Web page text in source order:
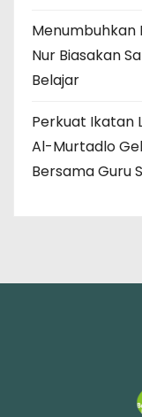
Menumbuhkan
Nur Biasakan
Belajar
Perkuat Ikatan
Al-Murtadlo
Bersama Guru